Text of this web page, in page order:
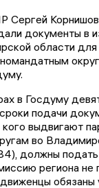
Сергей
документы в
области
в Госдуму
подачи
выдвигают
во
должны подать
региона не
обязаны